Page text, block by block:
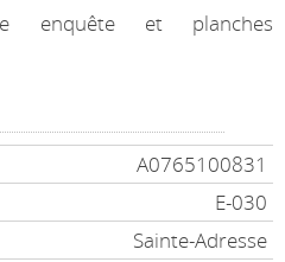
enquête et planches
A0765100831
E-030
Sainte-Adresse